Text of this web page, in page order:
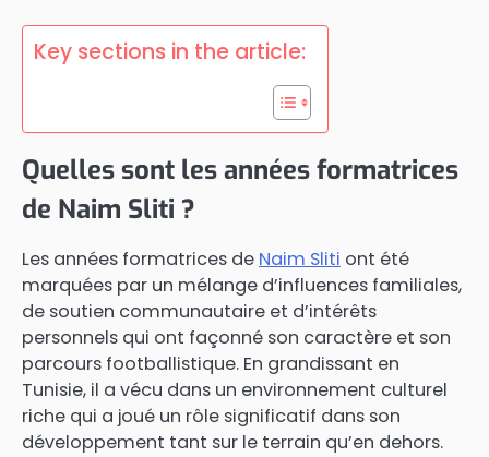
Key sections in the article:
Quelles sont les années formatrices
de Naim Sliti ?
Les années formatrices de Naim Sliti ont été
marquées par un mélange d’influences familiales,
de soutien communautaire et d’intérêts
personnels qui ont façonné son caractère et son
parcours footballistique. En grandissant en
Tunisie, il a vécu dans un environnement culturel
riche qui a joué un rôle significatif dans son
développement tant sur le terrain qu’en dehors.